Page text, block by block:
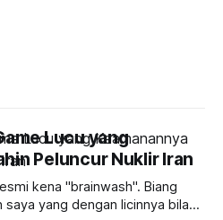
Lucu yang
Peluncur Nuklir Iran
kena "brainwash". Biang
yang dengan licinnya bilang